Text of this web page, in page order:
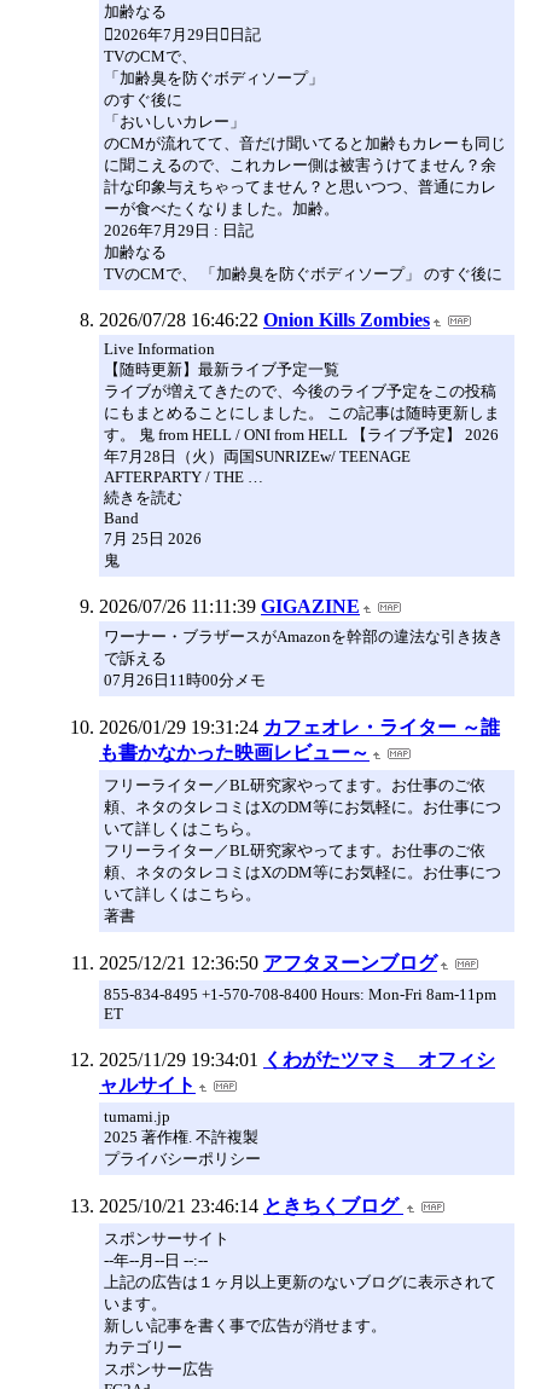
加齢なる
2026年7月29日日記
TVのCMで、
「加齢臭を防ぐボディソープ」
のすぐ後に
「おいしいカレー」
のCMが流れてて、音だけ聞いてると加齢もカレーも同じ
に聞こえるので、これカレー側は被害うけてません？余
計な印象与えちゃってません？と思いつつ、普通にカレ
ーが食べたくなりました。加齢。
2026年7月29日 : 日記
加齢なる
TVのCMで、 「加齢臭を防ぐボディソープ」 のすぐ後に
2026/07/28 16:46:22 Onion Kills Zombies
Live Information
【随時更新】最新ライブ予定一覧
ライブが増えてきたので、今後のライブ予定をこの投稿
にもまとめることにしました。 この記事は随時更新しま
す。 鬼 from HELL / ONI from HELL 【ライブ予定】 2026
年7月28日（火）両国SUNRIZEw/ TEENAGE
AFTERPARTY / THE …
続きを読む
Band
7月 25日 2026
鬼
2026/07/26 11:11:39 GIGAZINE
ワーナー・ブラザースがAmazonを幹部の違法な引き抜き
で訴える
07月26日11時00分メモ
2026/01/29 19:31:24 カフェオレ・ライター ～誰
も書かなかった映画レビュー～
フリーライター／BL研究家やってます。お仕事のご依
頼、ネタのタレコミはXのDM等にお気軽に。お仕事につ
いて詳しくはこちら。
フリーライター／BL研究家やってます。お仕事のご依
頼、ネタのタレコミはXのDM等にお気軽に。お仕事につ
いて詳しくはこちら。
著書
2025/12/21 12:36:50 アフタヌーンブログ
855-834-8495 +1-570-708-8400 Hours: Mon-Fri 8am-11pm
ET
2025/11/29 19:34:01
くわがたツマミ オフィシ
ャルサイト
tumami.jp
2025 著作権. 不許複製
プライバシーポリシー
2025/10/21 23:46:14 ときちくブログ
スポンサーサイト
--年--月--日 --:--
上記の広告は１ヶ月以上更新のないブログに表示されて
います。
新しい記事を書く事で広告が消せます。
カテゴリー
スポンサー広告